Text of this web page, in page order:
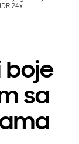
24x
boje
sa